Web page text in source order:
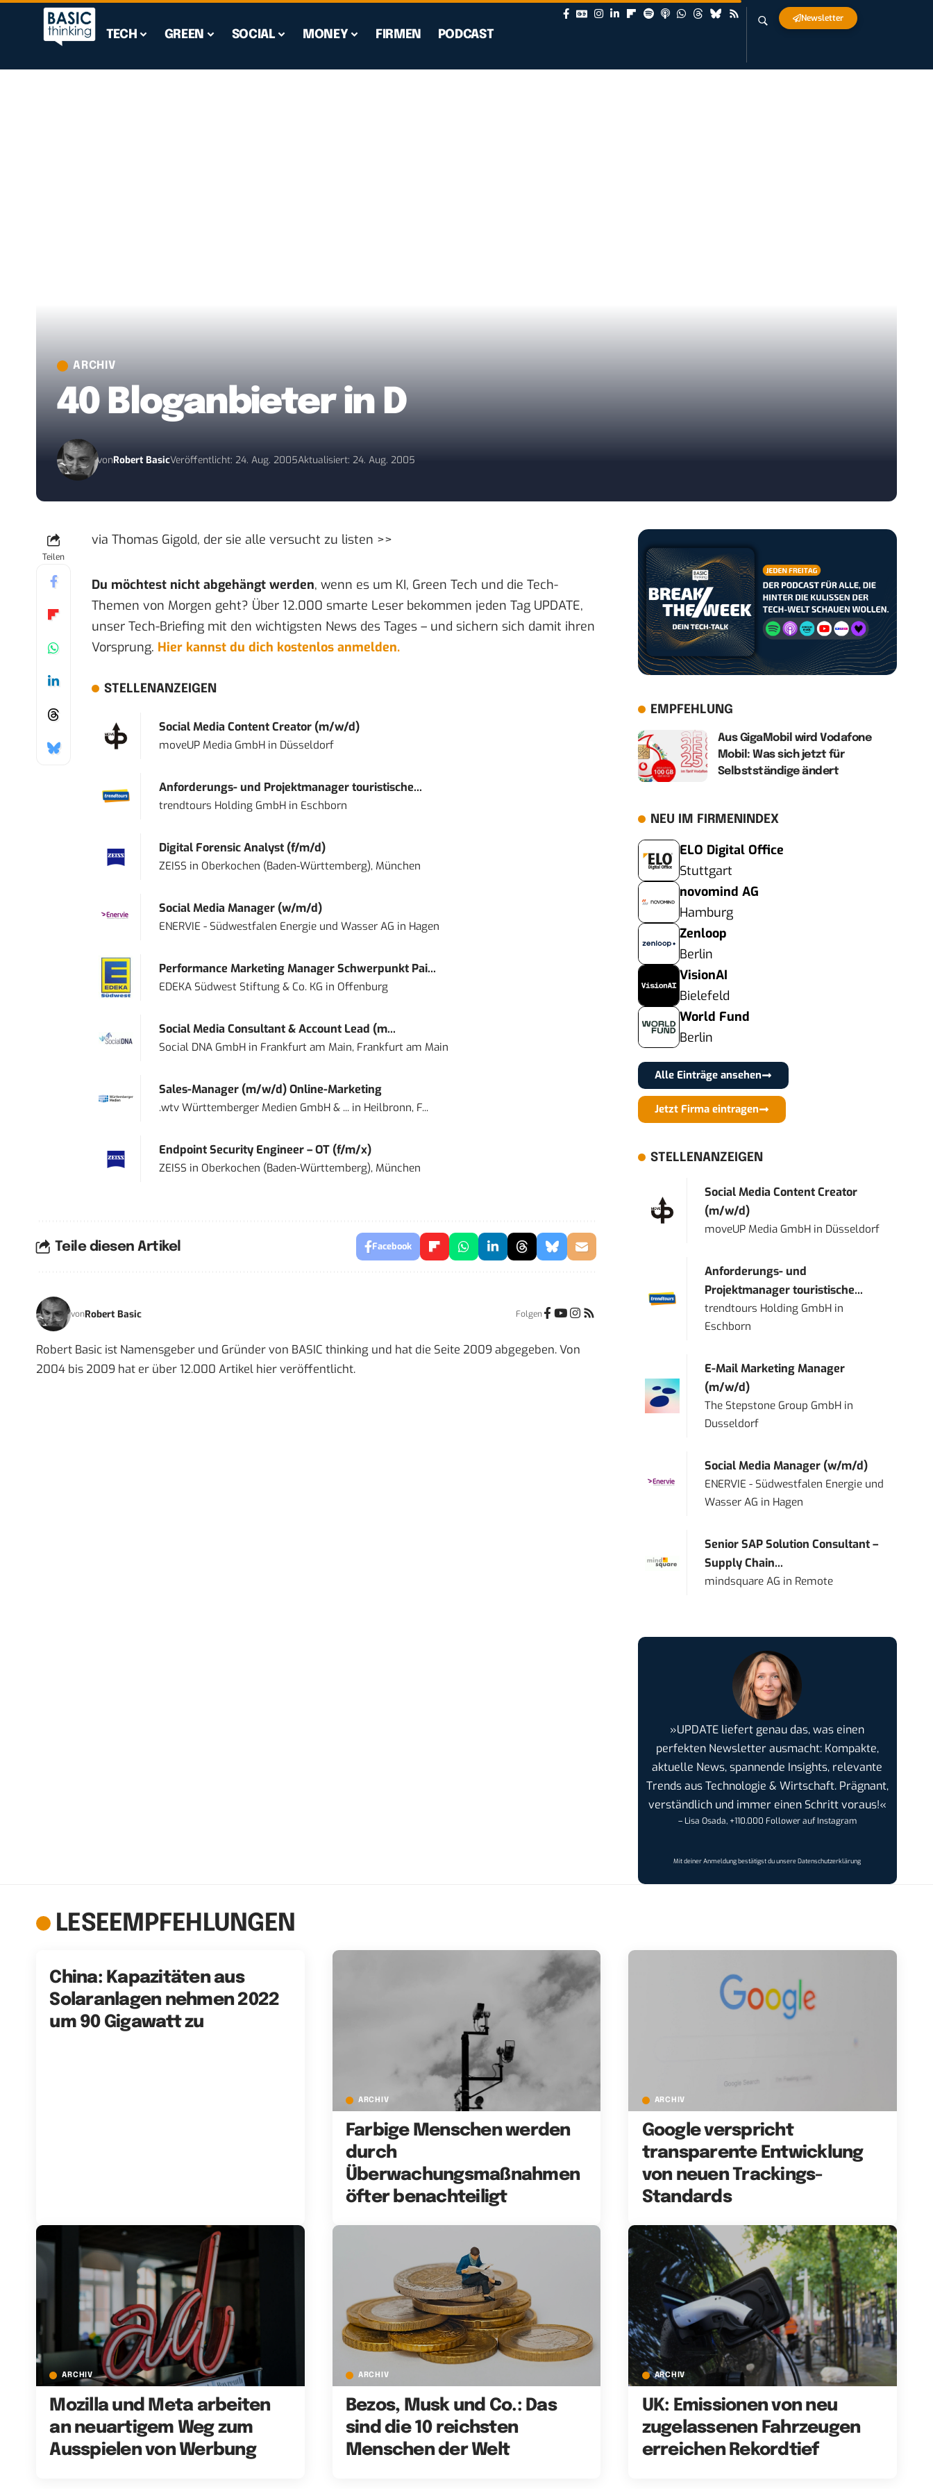
TECH GREEN SOCIAL MONEY FIRMEN PODCAST
Newsletter
ARCHIV
40 Bloganbieter in D
vonRobert BasicVeröffentlicht: 24. Aug. 2005Aktualisiert: 24. Aug. 2005
Teilen
via Thomas Gigold, der sie alle versucht zu listen >>
Du möchtest nicht abgehängt werden, wenn es um KI, Green Tech und die Tech-
Themen von Morgen geht? Über 12.000 smarte Leser bekommen jeden Tag UPDATE,
unser Tech-Briefing mit den wichtigsten News des Tages – und sichern sich damit ihren
Vorsprung. Hier kannst du dich kostenlos anmelden.
STELLENANZEIGEN
Social Media Content Creator (m/w/d)
moveUP Media GmbHin Düsseldorf
Anforderungs- und Projektmanager touristische...
trendtours Holding GmbHin Eschborn
Digital Forensic Analyst (f/m/d)
ZEISS in Oberkochen (Baden-Württemberg), München
Social Media Manager (w/m/d)
ENERVIE - Südwestfalen Energie und Wasser AG in Hagen
Performance Marketing Manager Schwerpunkt Pai...
EDEKA Südwest Stiftung & Co. KG in Offenburg
Social Media Consultant & Account Lead (m...
Social DNA GmbHin Frankfurt am Main, Frankfurt am Main
Sales-Manager (m/w/d) Online-Marketing
.wtv Württemberger Medien GmbH & ...in Heilbronn, F...
Endpoint Security Engineer – OT (f/m/x)
ZEISS in Oberkochen (Baden-Württemberg), München
Teile diesen Artikel Facebook
vonRobert Basic Folgen
Robert Basic ist Namensgeber und Gründer von BASIC thinking und hat die Seite 2009 abgegeben. Von
2004 bis 2009 hat er über 12.000 Artikel hier veröffentlicht.
EMPFEHLUNG
Aus GigaMobil wird Vodafone
Mobil: Was sich jetzt für
Selbstständige ändert
NEU IM FIRMENINDEX
ELO Digital Office
Stuttgart
novomind AG
Hamburg
Zenloop
Berlin
VisionAI
Bielefeld
World Fund
Berlin
Alle Einträge ansehen
Jetzt Firma eintragen
STELLENANZEIGEN
Social Media Content Creator
(m/w/d)
moveUP Media GmbH in Düsseldorf
Anforderungs- und
Projektmanager touristische...
trendtours Holding GmbH in
Eschborn
E-Mail Marketing Manager
(m/w/d)
The Stepstone Group GmbH in
Dusseldorf
Social Media Manager (w/m/d)
ENERVIE - Südwestfalen Energie und
Wasser AG in Hagen
Senior SAP Solution Consultant –
Supply Chain...
mindsquare AG in Remote
»UPDATE liefert genau das, was einen
perfekten Newsletter ausmacht: Kompakte,
aktuelle News, spannende Insights, relevante
Trends aus Technologie & Wirtschaft. Prägnant,
verständlich und immer einen Schritt voraus!«
– Lisa Osada, +110.000 Follower auf Instagram
Mit deiner Anmeldung bestätigst du unsereDatenschutzerklärung
LESEEMPFEHLUNGEN
China: Kapazitäten aus
Solaranlagen nehmen 2022
um 90 Gigawatt zu
ARCHIV
Farbige Menschen werden
durch
Überwachungsmaßnahmen
öfter benachteiligt
ARCHIV
Google verspricht
transparente Entwicklung
von neuen Trackings-
Standards
ARCHIV
Mozilla und Meta arbeiten
an neuartigem Weg zum
Ausspielen von Werbung
ARCHIV
Bezos, Musk und Co.: Das
sind die 10 reichsten
Menschen der Welt
ARCHIV
UK: Emissionen von neu
zugelassenen Fahrzeugen
erreichen Rekordtief